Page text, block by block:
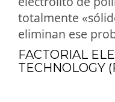
totalmente
eliminan ese
FACTORIAL
TECHNOLOGY